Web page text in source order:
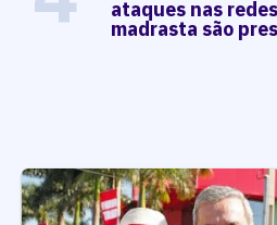
ataques nas
madrasta são